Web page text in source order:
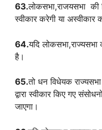
63.लोकसभा,राजयसभा की
स्वीकार करेगी या अस्वीकार
64.यदि लोकसभा,राज्यसभा
है।
65.तो धन विधेयक राज्यसभा
द्वारा स्वीकार किए गए
जाएगा।